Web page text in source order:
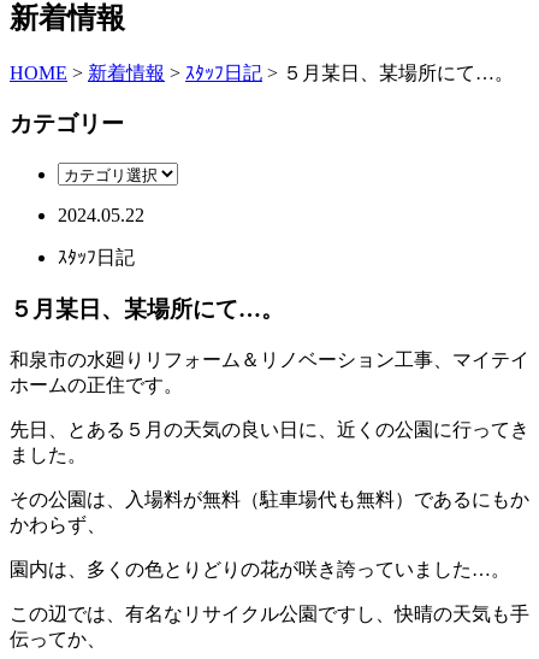
新着情報
HOME > 新着情報 > ｽﾀｯﾌ日記 > ５月某日、某場所にて…。
カテゴリー
2024.05.22
ｽﾀｯﾌ日記
５月某日、某場所にて…。
和泉市の水廻りリフォーム＆リノベーション工事、マイテイ
ホームの正住です。
先日、とある５月の天気の良い日に、近くの公園に行ってき
ました。
その公園は、入場料が無料（駐車場代も無料）であるにもか
かわらず、
園内は、多くの色とりどりの花が咲き誇っていました…。
この辺では、有名なリサイクル公園ですし、快晴の天気も手
伝ってか、